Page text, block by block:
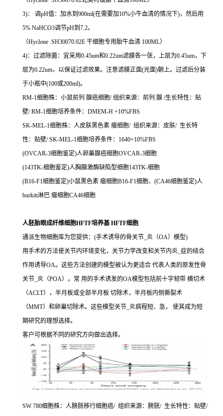
3)： 调pH值：加水到900ml(在需要加10%小牛血清的情况下)，然后用
5% NaHCO3调节pH到7.2。
（Hyclone SH30070.02E 干细胞专用胎牛血清 100ML）
4)：过滤除菌：宜采用0.45um和0.22um滤膜各一张，上层为0.45um，下
层为0.22um，以保证过滤效果。注意滤膜正面(光面)朝上。过滤后分装
于小瓶中(100或200ml)。
RM-1细胞株：小鼠前列 腺癌细胞/ 组织来源：前列 腺 /生长特性：贴
壁/ RM-1细胞培养条件：DMEM-H +10%FBS
SK-MEL-1细胞株：人皮肤黑色素 瘤细胞/ 组织来源：皮肤/ 生长特
性：贴壁/ SK-MEL-1细胞培养条件：1640+10%FBS
(OVCAR-3细胞鉴定)人卵巢腺癌细胞OVCAR-3细胞
(143TK-细胞鉴定)人胸腺激酶缺陷型细胞143TK-细胞
(B16-F1细胞鉴定)小鼠黑色素 瘤细胞B16-F1细胞、(CA46细胞鉴定)人
burkitt淋巴 瘤细胞CA46细胞
人胚胎眼成纤维细胞HFTF培养基 HFTF细胞
通派生物细胞库为您提供：(手术诱导的骨关节_炎（OA）模型)
用手术的方法使关节内环境变化，关节力学改变和关节内炎_症的结合
作用诱导OA。这些方法创建的模型被认为更适合 代表人类的原发性骨
关节_炎（POA）。常 用的手术诱发的OA模型包括前十字韧带 横切术
（ACLT），半月板或全部半月板 切除术，半月板内侧撕裂术
（MMT）和卵巢切除术。这些模型关节_炎病程短、急， 使其成为短
期研究的理想选择。
客户可根据不同的研究方向做出选择。
SW 780细胞株：人膀胱移行细胞癌/ 组织来源：膀胱/ 生长特性：贴壁/